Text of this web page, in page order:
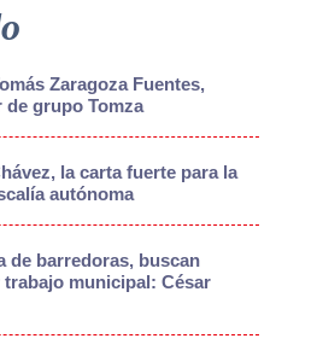
Zaragoza Fuentes,
de grupo Tomza
la carta fuerte para la
autónoma
de barredoras, buscan
trabajo municipal: César